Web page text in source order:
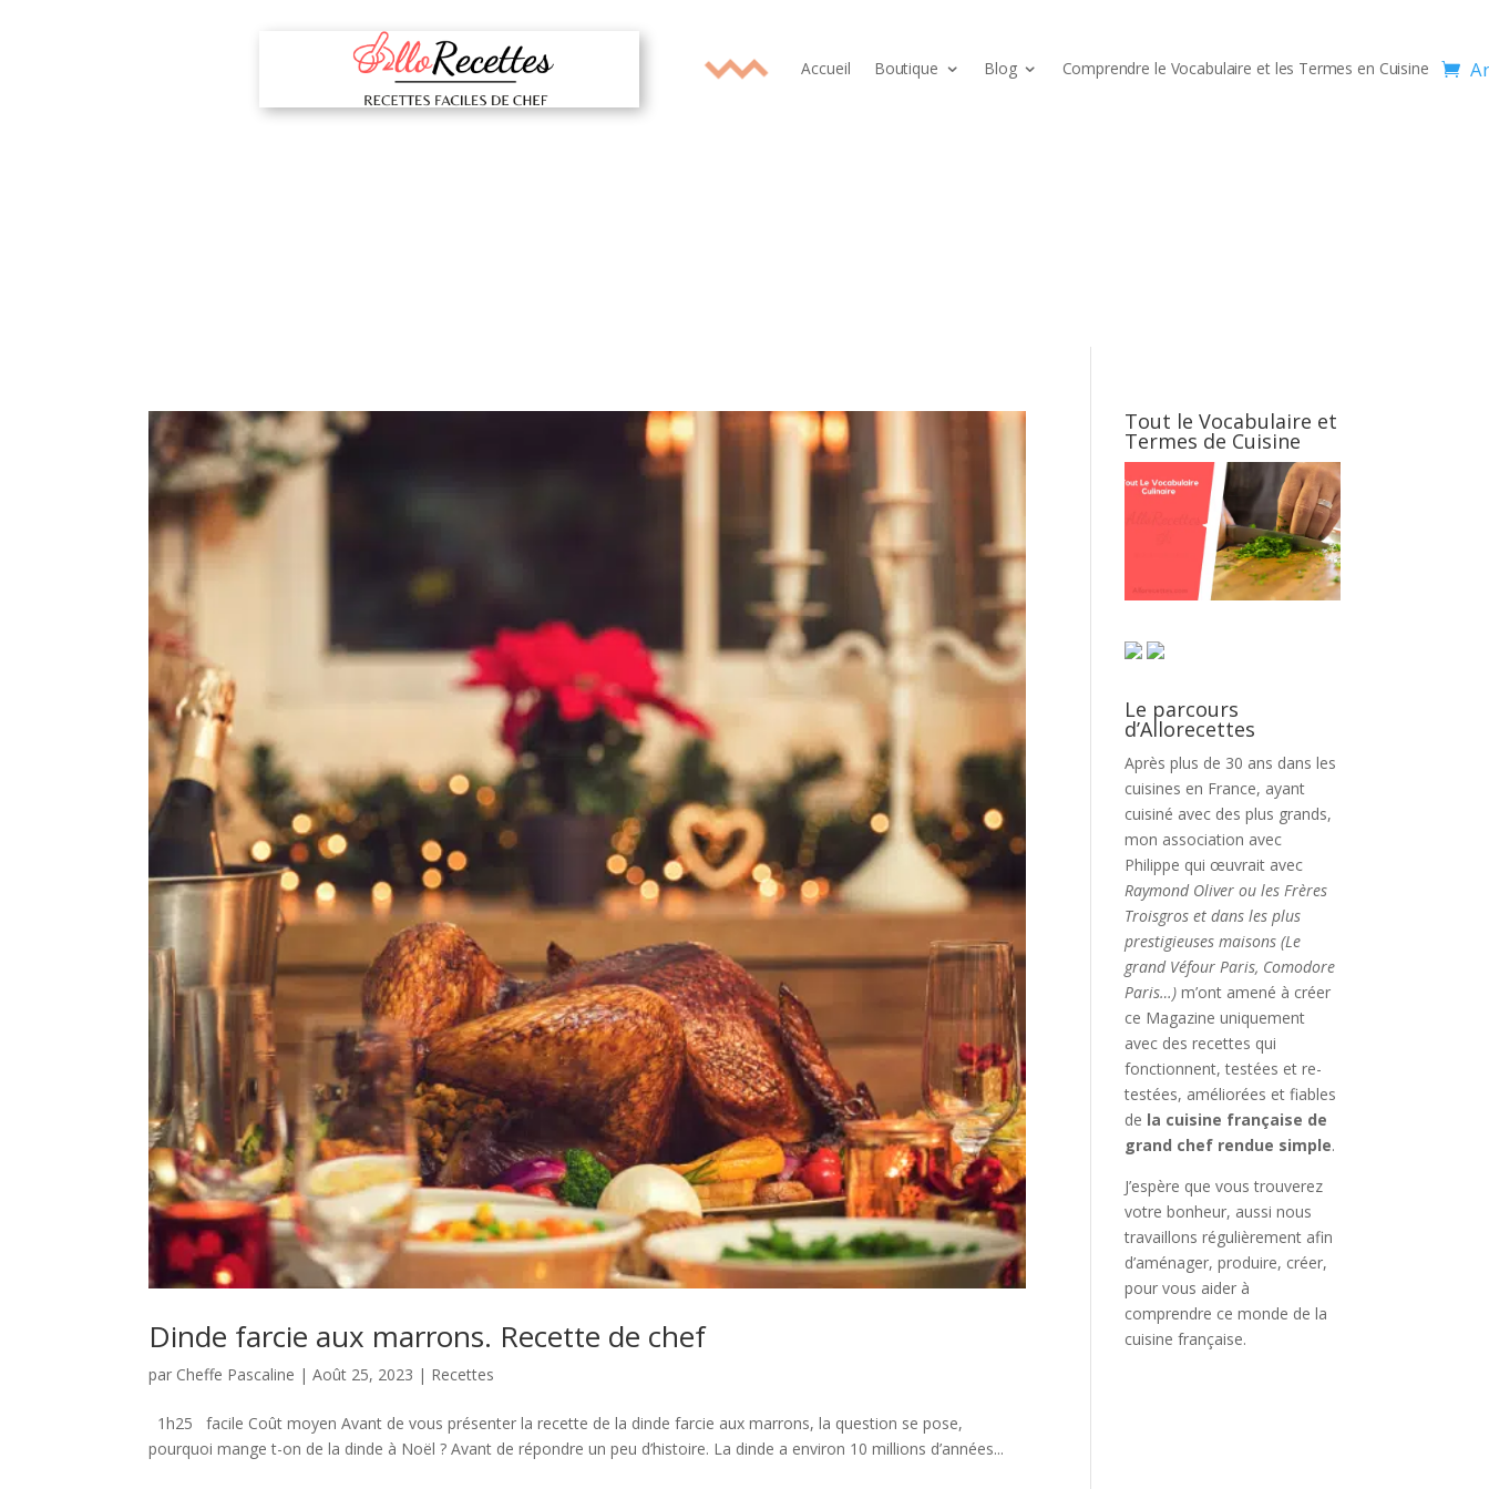
Accueil Boutique Blog Comprendre le Vocabulaire et les Termes en Cuisine
Dinde farcie aux marrons. Recette de chef
par Cheffe Pascaline |Août 25, 2023 | Recettes
1h25 facile Coût moyen Avant de vous présenter la recette de la dinde farcie aux marrons, la question se pose,
pourquoi mange t-on de la dinde à Noël ? Avant de répondre un peu d’histoire. La dinde a environ 10 millions d’années...
Tout le Vocabulaire et
Termes de Cuisine
Le parcours
d’Allorecettes
Après plus de 30 ans dans les
cuisines en France, ayant
cuisiné avec des plus grands,
mon association avec
Philippe qui œuvrait avec
Raymond Oliver ou les Frères
Troisgros et dans les plus
prestigieuses maisons (Le
grand Véfour Paris, Comodore
Paris…) m’ont amené à créer
ce Magazine uniquement
avec des recettes qui
fonctionnent, testées et re-
testées, améliorées et fiables
de la cuisine française de
grand chef rendue simple.
J’espère que vous trouverez
votre bonheur, aussi nous
travaillons régulièrement afin
d’aménager, produire, créer,
pour vous aider à
comprendre ce monde de la
cuisine française.